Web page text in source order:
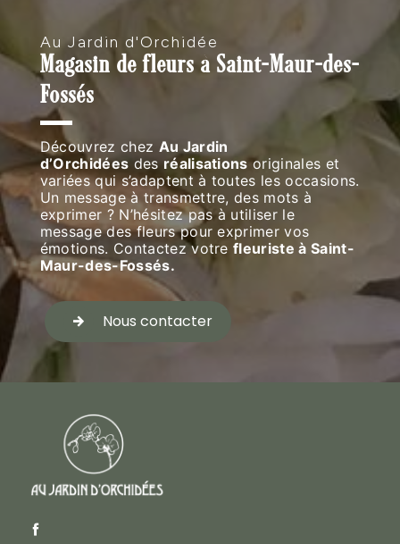
Au Jardin d'Orchidée
Magasin de fleurs à Saint-Maur-des-
Fossés
Découvrez chez Au Jardin
d’Orchidées desréalisationsoriginales et
variées qui s’adaptent à toutes les occasions.
Un message à transmettre, des mots à
exprimer ? N’hésitez pas à utiliser le
message des fleurs pour exprimer vos
émotions. Contactez votrefleuriste à Saint-
Maur-des-Fossés.
Nous contacter